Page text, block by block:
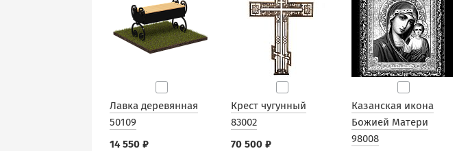
Лавка деревянная
50109
14 550 ₽
Крест чугунный
83002
70 500 ₽
Казанская икона
Божией Матери
98008